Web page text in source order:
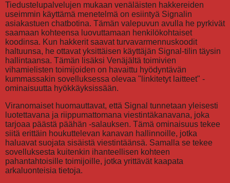
Tiedustelupalvelujen mukaan venäläisten hakkereiden
useimmin käyttämä menetelmä on esiintyä Signalin
asiakastuen chatbotina. Tämän valepuvun avulla he pyrkivät
saamaan kohteensa luovuttamaan henkilökohtaiset
koodinsa. Kun hakkerit saavat turvavarmennuskoodit
haltuunsa, he ottavat yksittäisen käyttäjän Signal-tilin täysin
hallintaansa. Tämän lisäksi Venäjältä toimivien
vihamielisten toimijoiden on havaittu hyödyntävän
kummassakin sovelluksessa olevaa "linkitetyt laitteet" -
ominaisuutta hyökkäyksissään.
Viranomaiset huomauttavat, että Signal tunnetaan yleisesti
luotettavana ja riippumattomana viestintäkanavana, joka
tarjoaa päästä päähän -salauksen. Tämä ominaisuus tekee
siitä erittäin houkuttelevan kanavan hallinnoille, jotka
haluavat suojata sisäistä viestintäänsä. Samalla se tekee
sovelluksesta kuitenkin ihanteellisen kohteen
pahantahtoisille toimijoille, jotka yrittävät kaapata
arkaluonteisia tietoja.